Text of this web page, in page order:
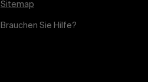
Sitemap
Brauchen Sie Hilfe?